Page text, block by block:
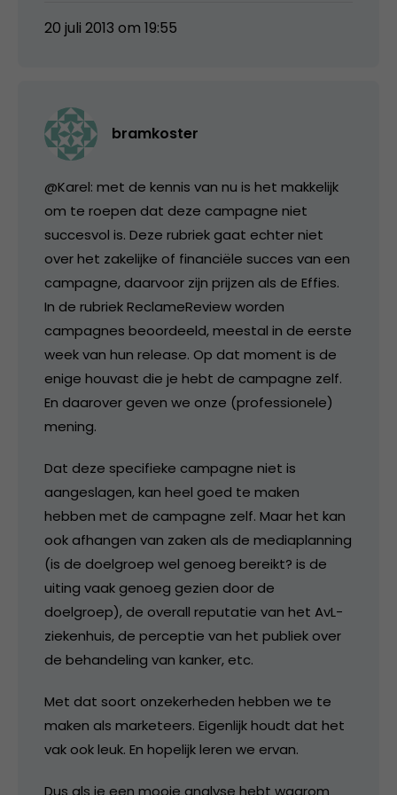
20 juli 2013 om 19:55
bramkoster
@Karel: met de kennis van nu is het makkelijk
om te roepen dat deze campagne niet
succesvol is. Deze rubriek gaat echter niet
over het zakelijke of financiële succes van een
campagne, daarvoor zijn prijzen als de Effies.
In de rubriek ReclameReview worden
campagnes beoordeeld, meestal in de eerste
week van hun release. Op dat moment is de
enige houvast die je hebt de campagne zelf.
En daarover geven we onze (professionele)
mening.
Dat deze specifieke campagne niet is
aangeslagen, kan heel goed te maken
hebben met de campagne zelf. Maar het kan
ook afhangen van zaken als de mediaplanning
(is de doelgroep wel genoeg bereikt? is de
uiting vaak genoeg gezien door de
doelgroep), de overall reputatie van het AvL-
ziekenhuis, de perceptie van het publiek over
de behandeling van kanker, etc.
Met dat soort onzekerheden hebben we te
maken als marketeers. Eigenlijk houdt dat het
vak ook leuk. En hopelijk leren we ervan.
Dus als je een mooie analyse hebt waarom